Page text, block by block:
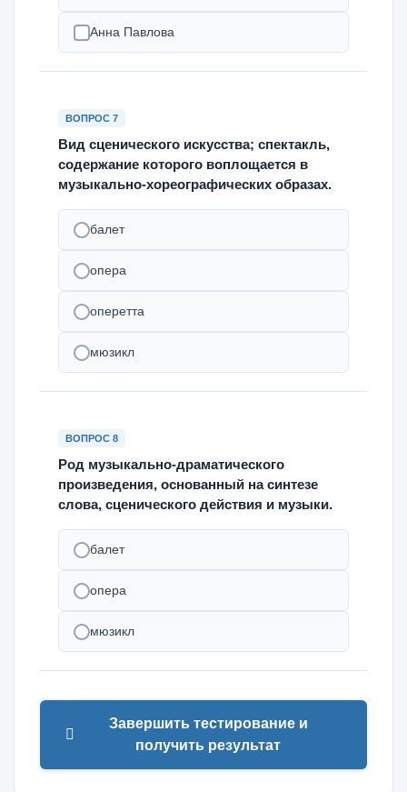
Анна Павлова
ВОПРОС 7
Вид сценического искусства; спектакль,
содержание которого воплощается в
музыкально-хореографических образах.
балет
опера
оперетта
мюзикл
ВОПРОС 8
Род музыкально-драматического
произведения, основанный на синтезе
слова, сценического действия и музыки.
балет
опера
мюзикл
Завершить тестирование и
получить результат